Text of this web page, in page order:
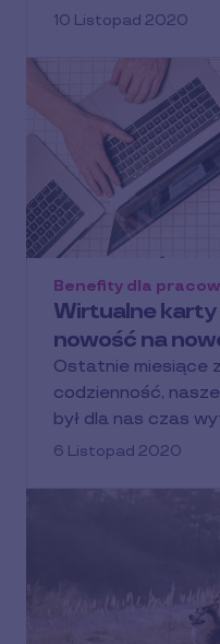
10 Listopad 2020
Wirtualne karty
nowość na
Benefity dla
Ostatnie miesiące
codzienność,
był dla nas czas
6 Listopad 2020